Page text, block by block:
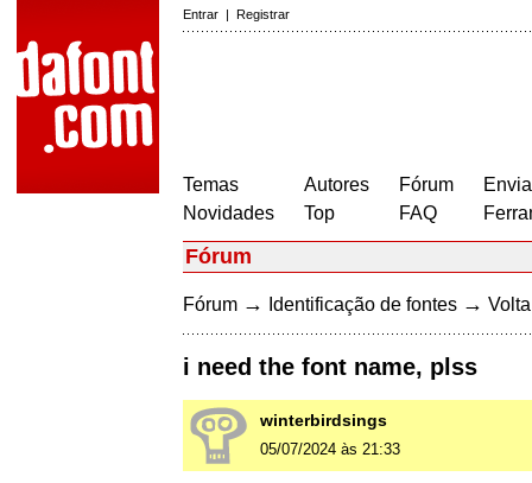
Entrar | Registrar
Temas
Novidades
Autores
Top
Fórum
FAQ
Fórum
Fórum → Identificação de fontes →
i need the font name, plss
winterbirdsings
05/07/2024 às 21:33